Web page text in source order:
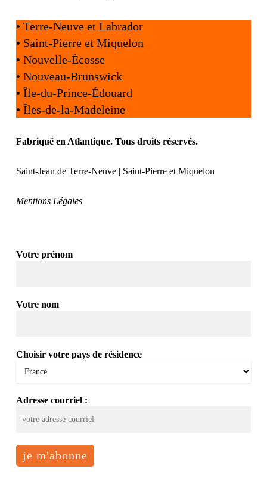
• Terre-Neuve et Labrador
• Saint-Pierre et Miquelon
• Nouvelle-Écosse
• Nouveau-Brunswick
• Île-du-Prince-Édouard
• Îles-de-la-Madeleine
Fabriqué en Atlantique. Tous droits réservés.
Saint-Jean de Terre-Neuve | Saint-Pierre et Miquelon
Mentions Légales
Votre prénom
Votre nom
Choisir votre pays de résidence
Adresse courriel :